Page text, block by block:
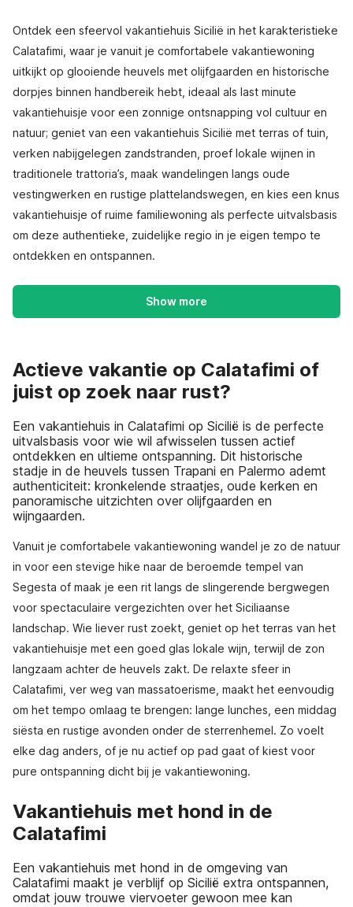
Ontdek een sfeervol vakantiehuis Sicilië in het karakteristieke
Calatafimi, waar je vanuit je comfortabele vakantiewoning
uitkijkt op glooiende heuvels met olijfgaarden en historische
dorpjes binnen handbereik hebt, ideaal als last minute
vakantiehuisje voor een zonnige ontsnapping vol cultuur en
natuur; geniet van een vakantiehuis Sicilië met terras of tuin,
verken nabijgelegen zandstranden, proef lokale wijnen in
traditionele trattoria’s, maak wandelingen langs oude
vestingwerken en rustige plattelandswegen, en kies een knus
vakantiehuisje of ruime familiewoning als perfecte uitvalsbasis
om deze authentieke, zuidelijke regio in je eigen tempo te
ontdekken en ontspannen.
Show more
Actieve vakantie op Calatafimi of
juist op zoek naar rust?
Een vakantiehuis in Calatafimi op Sicilië is de perfecte
uitvalsbasis voor wie wil afwisselen tussen actief
ontdekken en ultieme ontspanning. Dit historische
stadje in de heuvels tussen Trapani en Palermo ademt
authenticiteit: kronkelende straatjes, oude kerken en
panoramische uitzichten over olijfgaarden en
wijngaarden.
Vanuit je comfortabele vakantiewoning wandel je zo de natuur
in voor een stevige hike naar de beroemde tempel van
Segesta of maak je een rit langs de slingerende bergwegen
voor spectaculaire vergezichten over het Siciliaanse
landschap. Wie liever rust zoekt, geniet op het terras van het
vakantiehuisje met een goed glas lokale wijn, terwijl de zon
langzaam achter de heuvels zakt. De relaxte sfeer in
Calatafimi, ver weg van massatoerisme, maakt het eenvoudig
om het tempo omlaag te brengen: lange lunches, een middag
siësta en rustige avonden onder de sterrenhemel. Zo voelt
elke dag anders, of je nu actief op pad gaat of kiest voor
pure ontspanning dicht bij je vakantiewoning.
Vakantiehuis met hond in de
Calatafimi
Een vakantiehuis met hond in de omgeving van
Calatafimi maakt je verblijf op Sicilië extra ontspannen,
omdat jouw trouwe viervoeter gewoon mee kan